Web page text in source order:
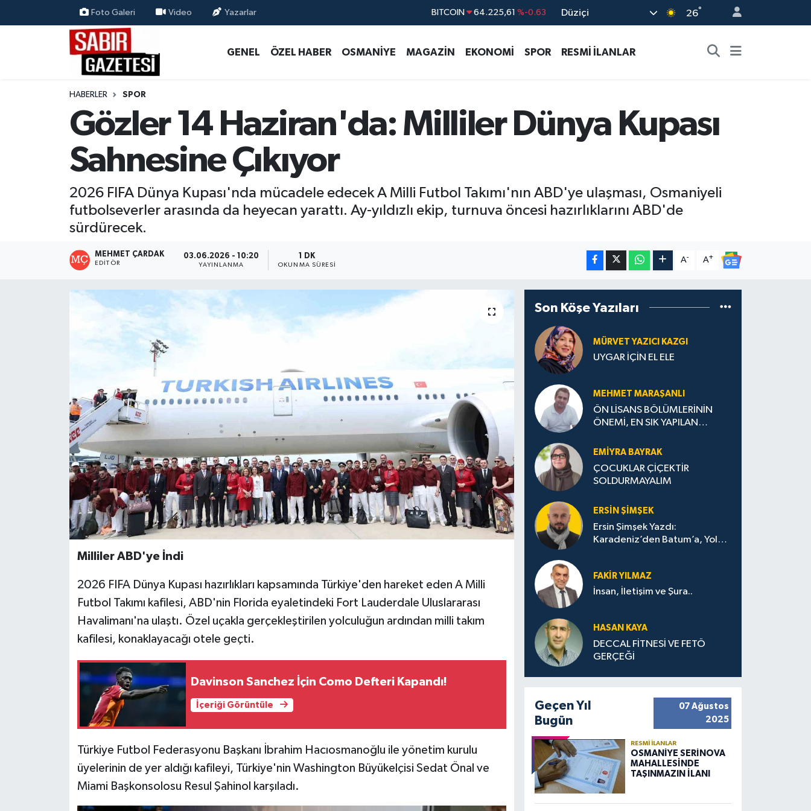
Foto Galeri Video Yazarlar DOLAR 47,7143 %0.16
STERLİN 64,2463 %0.07
BITCOIN 64.225,61 %-0.63
Düziçi 26°
GENEL ÖZEL HABER OSMANİYE MAGAZİN EKONOMİ SPOR RESMİ İLANLAR
HABERLER SPOR
Gözler 14 Haziran'da: Milliler Dünya Kupası
Sahnesine Çıkıyor
2026 FIFA Dünya Kupası'nda mücadele edecek A Milli Futbol Takımı'nın ABD'ye ulaşması, Osmaniyeli
futbolseverler arasında da heyecan yarattı. Ay-yıldızlı ekip, turnuva öncesi hazırlıklarını ABD'de
sürdürecek.
MEHMET ÇARDAK
EDITÖR
03.06.2026 - 10:20
YAYINLANMA
1 DK
OKUNMA SÜRESI
A- A+
Milliler ABD'ye İndi
2026 FIFA Dünya Kupası hazırlıkları kapsamında Türkiye'den hareket eden A Milli
Futbol Takımı kafilesi, ABD'nin Florida eyaletindeki Fort Lauderdale Uluslararası
Havalimanı'na ulaştı. Özel uçakla gerçekleştirilen yolculuğun ardından milli takım
kafilesi, konaklayacağı otele geçti.
Davinson Sanchez İçin Como Defteri Kapandı!
İçeriği Görüntüle
Türkiye Futbol Federasyonu Başkanı İbrahim Hacıosmanoğlu ile yönetim kurulu
üyelerinin de yer aldığı kafileyi, Türkiye'nin Washington Büyükelçisi Sedat Önal ve
Miami Başkonsolosu Resul Şahinol karşıladı.
Son Köşe Yazıları
MÜRVET YAZICI KAZGI
UYGAR İÇİN EL ELE
MEHMET MARAŞANLI
ÖN LİSANS BÖLÜMLERİNİN
ÖNEMİ, EN SIK YAPILAN
STRATEJİLERİ
EMIYRA BAYRAK
ÇOCUKLAR ÇİÇEKTİR
SOLDURMAYALIM
ERSIN ŞIMŞEK
Ersin Şimşek Yazdı:
Karadeniz’den Batum’a, Yolun
FAKIR YILMAZ
İnsan, İletişim ve Şura..
HASAN KAYA
DECCAL FİTNESİ VE FETÖ
GERÇEĞİ
Geçen Yıl
Bugün
07 Ağustos
2025
RESMI İLANLAR
OSMANİYE SERİNOVA
MAHALLESİNDE
TAŞINMAZIN İLANI
ÖZEL HABER
MAGAZİN
EKONOMİ
RESMİ İLANLAR
Osmaniye Nöbetçi Eczaneler
Osmaniye Hava Durumu
Süper Lig Puan Durumu ve Fikstür
Tüm Manşetler
Son Dakika Haberleri
Haber Arşivi